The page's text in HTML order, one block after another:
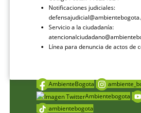
Notificaciones judiciales:
Servicio a la ciudadanía:
Línea para denuncia de actos de
AmbienteBogota
Ambientebogota
ambientebogota